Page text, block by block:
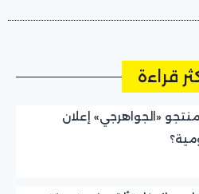
قراءة
«الجواهرجي» إعلان